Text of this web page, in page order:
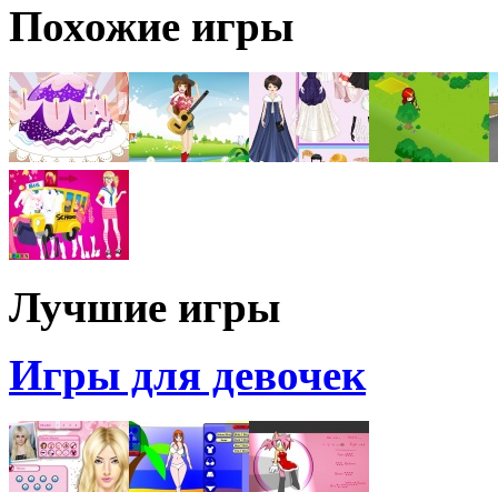
Похожие игры
Лучшие игры
Игры для девочек